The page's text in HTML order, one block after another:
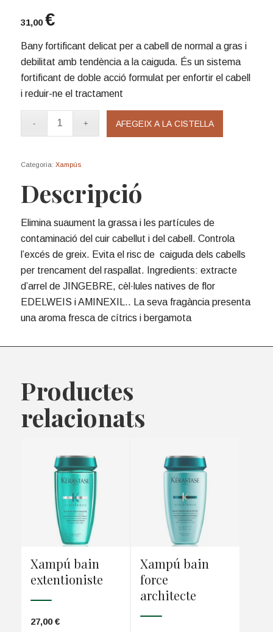
31,00€
Bany fortificant delicat per a cabell de normal a gras i
debilitat amb tendència a la caiguda. És un sistema
fortificant de doble acció formulat per enfortir el cabell
i reduir-ne el tractament
AFEGEIX A LA CISTELLA
Categoria: Xampús
Descripció
Elimina suaument la grassa i les partícules de
contaminació del cuir cabellut i del cabell. Controla
l’excés de greix. Evita el risc de caiguda dels cabells
per trencament del raspallat. Ingredients: extracte
d’arrel de JINGEBRE, cèl·lules natives de flor
EDELWEIS i AMINEXIL.. La seva fragància presenta
una aroma fresca de cítrics i bergamota
Productes
relacionats
Xampú bain
extentioniste
27,00€
Xampú bain
force
architecte